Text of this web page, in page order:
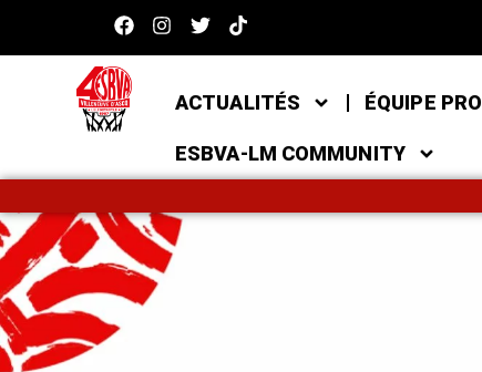
ACTUALITÉS ÉQUIPE PRO
ESBVA-LM COMMUNITY